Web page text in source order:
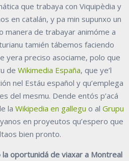
que trabaya con Viquipèdia y
en catalán, y pa min supunxo un
manera de trabayar animóme a
tamién tábemos faciendo
yera preciso asociame, polo que
de Wikimedia España, que ye’l
nel Estáu español y qu’emplega
del mesmu. Dende entós p’acá
la Wikipedia en gallegu o al Grupu
en proyeutos qu’espero que
bien pronto.
oportunidá de viaxar a Montreal